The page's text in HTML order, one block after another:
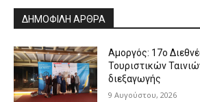
ΔΗΜΟΦΙΛΗ ΑΡΘΡΑ
Αμοργός: 17ο
Τουριστικών
διεξαγωγής
9 Αυγούστου, 2026